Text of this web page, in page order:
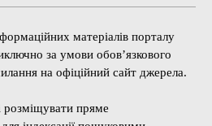
матеріалів порталу
за умови обов’язкового
на офіційний сайт джерела.
розміщувати пряме